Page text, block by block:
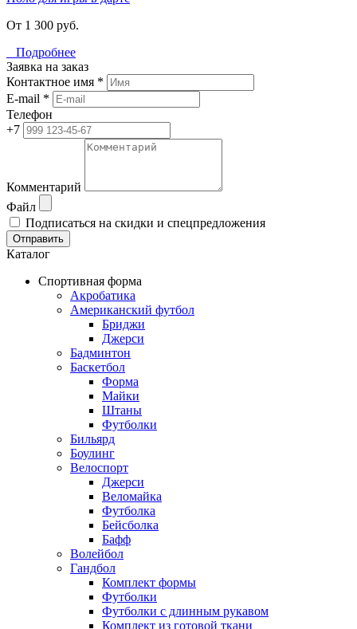
От 1 300 руб.
Подробнее
Заявка на заказ
Контактное имя *
E-mail *
Телефон
+7
Комментарий
Файл
Подписаться на скидки и спецпредложения
Отправить
Каталог
Спортивная форма
Акробатика
Американский футбол
Бриджи
Джерси
Бадминтон
Баскетбол
Форма
Майки
Штаны
Футболки
Бильярд
Боулинг
Велоспорт
Джерси
Веломайка
Футболка
Бейсболка
Бафф
Волейбол
Гандбол
Комплект формы
Футболки
Футболки с длинным рукавом
Комплект из готовой ткани